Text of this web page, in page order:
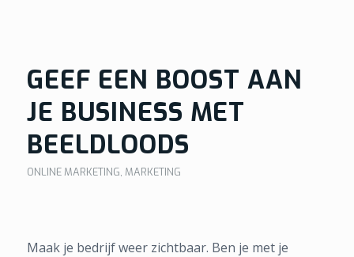
GEEF EEN BOOST AAN
JE BUSINESS MET
BEELDLOODS
ONLINE MARKETING, MARKETING
Maak je bedrijf weer zichtbaar. Ben je met je